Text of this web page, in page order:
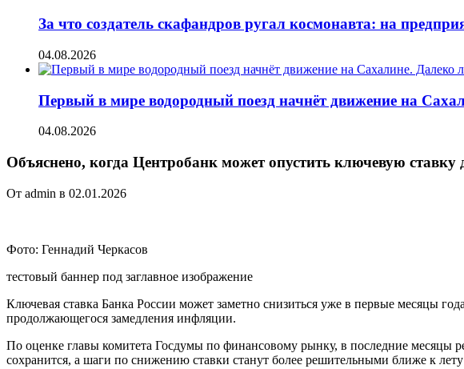
За что создатель скафандров ругал космонавта: на
04.08.2026
Первый в мире водородный поезд начнёт движение на
04.08.2026
Объяснено, когда Центробанк может опустить ключевую ставку
От admin в 02.01.2026
Фото: Геннадий Черкасов
тестовый баннер под заглавное изображение
Ключевая ставка Банка России может заметно снизиться уже в первые месяцы
продолжающегося замедления инфляции.
По оценке главы комитета Госдумы по финансовому рынку, в последние месяцы
сохранится, а шаги по снижению ставки станут более решительными ближе к